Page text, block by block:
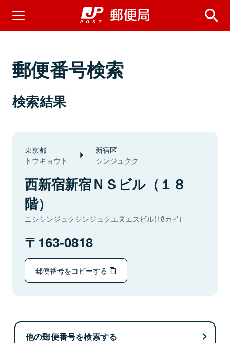
郵便番号検索
検索結果
東京都
トウキョウト
新宿区
シンジュクク
西新宿新宿ＮＳビル（１８
階）
ニシシンジュクシンジュクエヌエスビル(18カイ)
163-0818
郵便番号をコピーする
他の郵便番号を検索する